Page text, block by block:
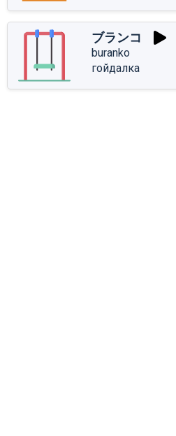
ブランコ
buranko
гойдалка